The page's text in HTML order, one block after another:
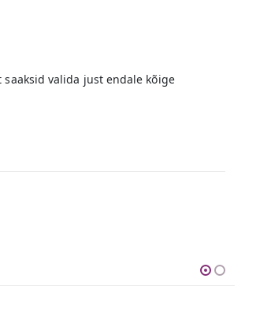
saaksid valida just endale kõige